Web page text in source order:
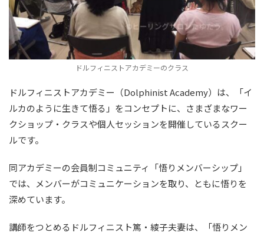
ドルフィニストアカデミーのクラス
ドルフィニストアカデミー（Dolphinist Academy）は、「イ
ルカのように生きて悟る」をコンセプトに、さまざまなワー
クショップ・クラスや個人セッションを開催しているスクー
ルです。
同アカデミーの会員制コミュニティ「悟りメンバーシップ」
では、メンバーがコミュニケーションを取り、ともに悟りを
深めています。
講師をつとめるドルフィニスト篤・綾子夫妻は、「悟りメン